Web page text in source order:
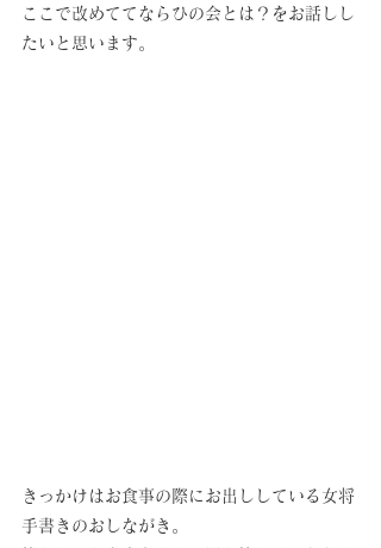
ここで改めててならひの会とは？をお話しし
たいと思います。
きっかけはお食事の際にお出ししている女将
手書きのおしながき。